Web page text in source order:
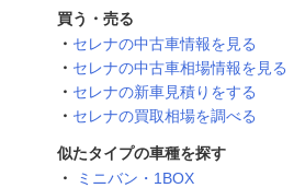
買う・売る
セレナの中古車情報を見る
セレナの中古車相場情報を見る
セレナの新車見積りをする
セレナの買取相場を調べる
似たタイプの車種を探す
ミニバン・1BOX